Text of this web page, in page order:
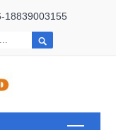
18839003155
